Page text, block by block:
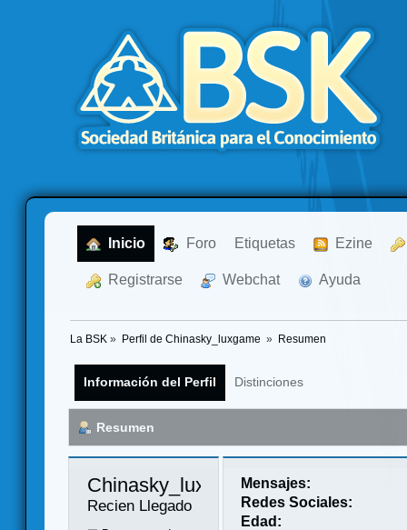
Inicio Foro Etiquetas Ezine
Registrarse Webchat Ayuda
La BSK » Perfil de Chinasky_luxgame » Resumen
Información del Perfil Distinciones
Resumen
Chinasky_luxgame
Recien Llegado
Mensajes:
Redes Sociales:
Edad: